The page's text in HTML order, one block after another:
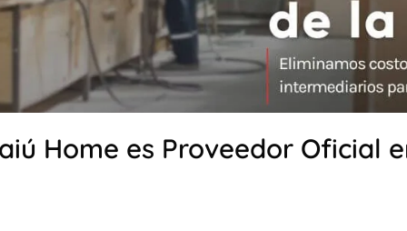
Home es Proveedor Oficial